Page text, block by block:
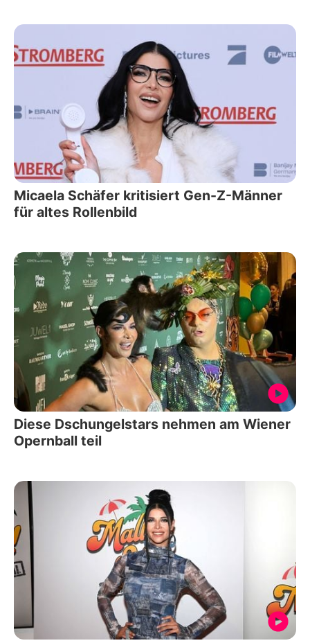
Micaela Schäfer kritisiert Gen-Z-Männer
für altes Rollenbild
Diese Dschungelstars nehmen am Wiener
Opernball teil